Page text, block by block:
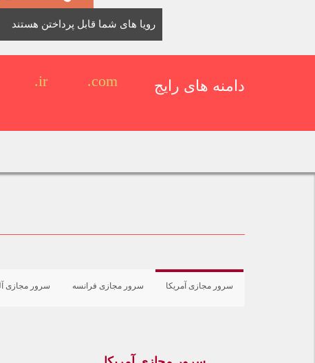
رویا های شما قابل پرداختن هستند
دامنه های رایج .com
.ir
سرور مجازی آمریکا سرور مجازی فرانسه سرور مجازی